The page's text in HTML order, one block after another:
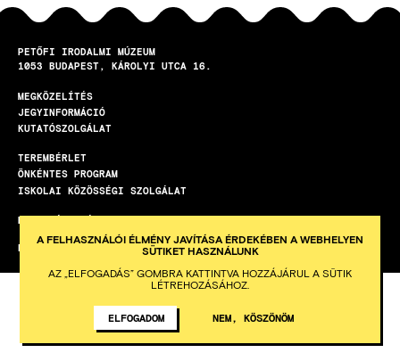
PETŐFI IRODALMI MÚZEUM
1053
BUDAPEST KÁROLYI UTCA 16.
LÁBLÉC
MEGKÖZELÍTÉS
JEGYINFORMÁCIÓ
KUTATÓSZOLGÁLAT
TEREMBÉRLET
ÖNKÉNTES PROGRAM
ISKOLAI KÖZÖSSÉGI SZOLGÁLAT
HETI HÍRLEVÉL
KÉSZÍTETTE AZ INTEGRAL VISION
A FELHASZNÁLÓI ÉLMÉNY JAVÍTÁSA ÉRDEKÉBEN A WEBHELYEN
SÜTIKET HASZNÁLUNK
AZ „ELFOGADÁS” GOMBRA KATTINTVA HOZZÁJÁRUL A SÜTIK
LÉTREHOZÁSÁHOZ.
ELFOGADOM NEM, KÖSZÖNÖM